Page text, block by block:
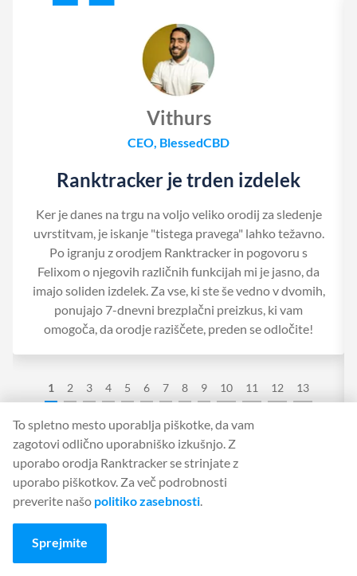
1 2 3 4 5 6 7 8 9 10 11 12 13
Vithurs
CEO, BlessedCBD
Ranktracker je trden izdelek
Ker je danes na trgu na voljo veliko orodij za sledenje
uvrstitvam, je iskanje "tistega pravega" lahko težavno.
Po igranju z orodjem Ranktracker in pogovoru s
Felixom o njegovih različnih funkcijah mi je jasno, da
imajo soliden izdelek. Za vse, ki ste še vedno v dvomih,
ponujajo 7-dnevni brezplačni preizkus, ki vam
omogoča, da orodje raziščete, preden se odločite!
Ranktracker
Orodje SEO vse-v-enem
Avtor: Felix Rose-Collins
To spletno mesto uporablja piškotke, da vam
zagotovi odlično uporabniško izkušnjo. Z
uporabo orodja Ranktracker se strinjate z
uporabo piškotkov. Za več podrobnosti
preverite našo politiko zasebnosti.
Sprejmite